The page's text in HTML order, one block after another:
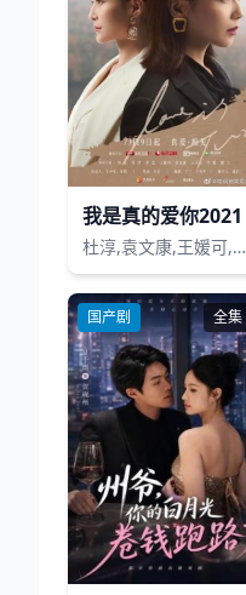
我是真的爱你2021
杜淳,袁文康,王媛可,刘涛,李念
国产剧 全集